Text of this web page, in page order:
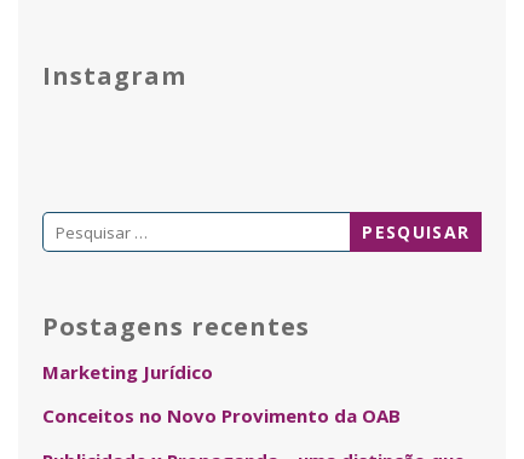
Instagram
Pesquisar
Postagens recentes
Marketing Jurídico
Conceitos no Novo Provimento da OAB